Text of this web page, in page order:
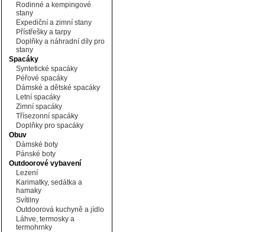
Rodinné a kempingové
stany
Expediční a zimní stany
Přístřešky a tarpy
Doplňky a náhradní díly pro
stany
Spacáky
Syntetické spacáky
Péřové spacáky
Dámské a dětské spacáky
Letní spacáky
Zimní spacáky
Třísezonní spacáky
Doplňky pro spacáky
Obuv
Dámské boty
Pánské boty
Outdoorové vybavení
Lezení
Karimatky, sedátka a
hamaky
Svítilny
Outdoorová kuchyně a jídlo
Láhve, termosky a
termohrnky